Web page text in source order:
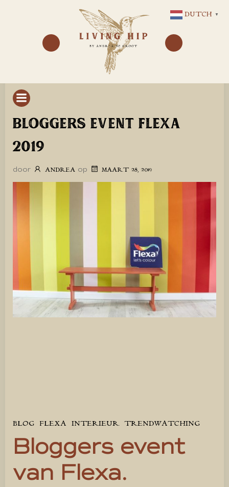
NAAR
DE
INHOUD
BLOGGERS EVENT FLEXA
2019
door ANDREA op MAART 28, 2019
BLOG FLEXA INTERIEUR TRENDWATCHING
Bloggers event
van Flexa.
DUTCH ▼